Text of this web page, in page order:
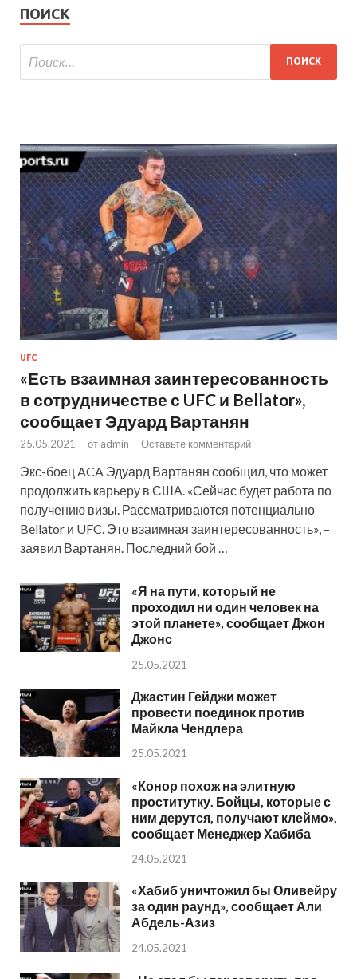
ПОИСК
UFC
«Есть взаимная заинтересованность
в сотрудничестве с UFC и Bellator»,
сообщает Эдуард Вартанян
25.05.2021 - от admin - Оставьте комментарий
Экс-боец ACA Эдуард Вартанян сообщил, что может
продолжить карьеру в США. «Сейчас будет работа по
получению визы. Рассматриваются потенциально
Bellator и UFC. Это взаимная заинтересованность», –
заявил Вартанян. Последний бой …
«Я на пути, который не
проходил ни один человек на
этой планете», сообщает Джон
Джонс
25.05.2021
Джастин Гейджи может
провести поединок против
Майкла Чендлера
25.05.2021
«Конор похож на элитную
проститутку. Бойцы, которые с
ним дерутся, получают клеймо»,
сообщает Менеджер Хабиба
24.05.2021
«Хабиб уничтожил бы Оливейру
за один раунд», сообщает Али
Абдель-Азиз
24.05.2021